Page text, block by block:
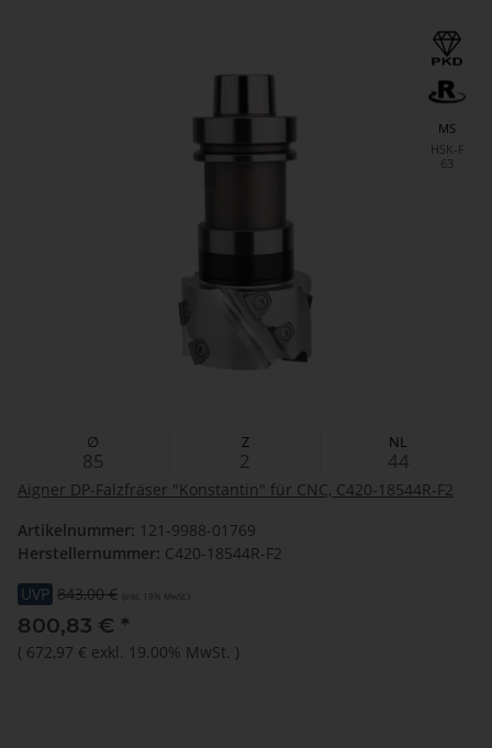
∅
85
Z
2
NL
44
MS
HSK-F
63
Aigner DP-Falzfräser "Konstantin" für CNC, C420-18544R-F2
Artikelnummer: 121-9988-01769
Herstellernummer: C420-18544R-F2
UVP 843,00 € (inkl. 19% MwSt.)
800,83 € *
( 672,97 € exkl. 19.00% MwSt. )